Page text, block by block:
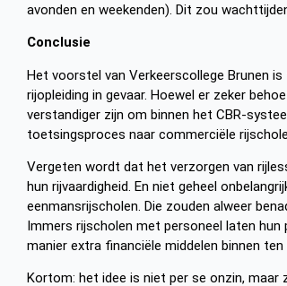
avonden en weekenden). Dit zou
Conclusie
Het voorstel van Verkeerscollege Brunen
rijopleiding in gevaar. Hoewel er zeker
verstandiger zijn om binnen het CBR-
toetsingsproces naar commerciële
Vergeten wordt dat het verzorgen van
hun rijvaardigheid. En niet geheel
eenmansrijscholen. Die zouden alweer
Immers rijscholen met personeel laten
manier extra financiële middelen binnen
Kortom: het idee is niet per se onzin,